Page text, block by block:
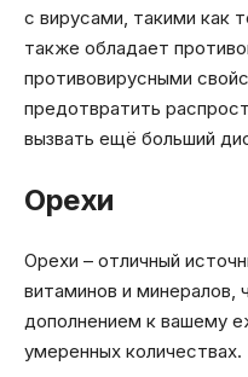
с вирусами, такими как
также обладает
противовирусными
предотвратить
вызвать ещё больший
Орехи
Орехи – отличный
витаминов и минералов,
дополнением к вашему
умеренных количествах.